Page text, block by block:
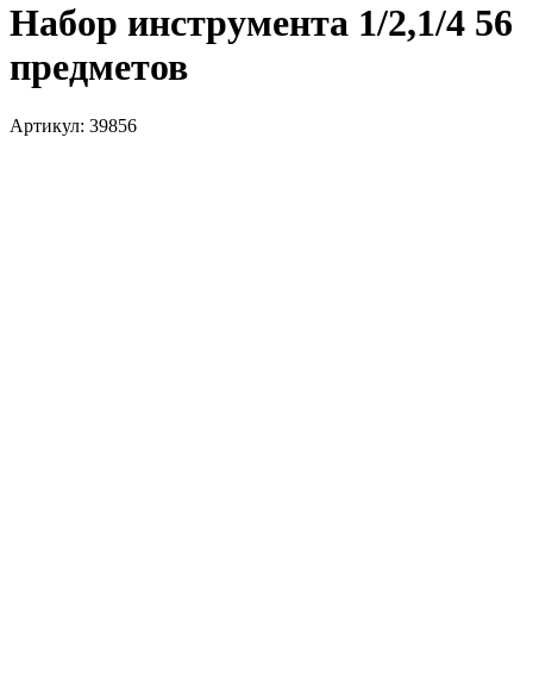
Набор инструмента 1/2,1/4 56
предметов
Артикул: 39856